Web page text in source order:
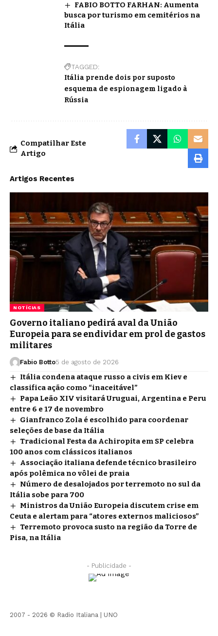
FABIO BOTTO FARHAN: Aumenta
busca por turismo em cemitérios na
Itália
TAGGED:
Itália prende dois por suposto
esquema de espionagem ligado à
Rússia
Compatilhar Este
Artigo
Artigos Recentes
NOTÍCIAS
Governo italiano pedirá aval da União
Europeia para se endividar em prol de gastos
militares
Fabio Botto5 de agosto de 2026
Itália condena ataque russo a civis em Kiev e
classifica ação como “inaceitável”
Papa Leão XIV visitará Uruguai, Argentina e Peru
entre 6 e 17 de novembro
Gianfranco Zola é escolhido para coordenar
seleções de base da Itália
Tradicional Festa da Achiropita em SP celebra
100 anos com clássicos italianos
Associação italiana defende técnico brasileiro
após polêmica no vôlei de praia
Número de desalojados por terremoto no sul da
Itália sobe para 700
Ministros da União Europeia discutem crise em
Ceuta e alertam para “atores externos maliciosos”
Terremoto provoca susto na região da Torre de
Pisa, na Itália
- Publicidade -
2007 - 2026 © Radio Italiana | UNO